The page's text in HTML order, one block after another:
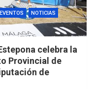
EVENTOS
NOTICIAS
celebra la
Provincial de
de